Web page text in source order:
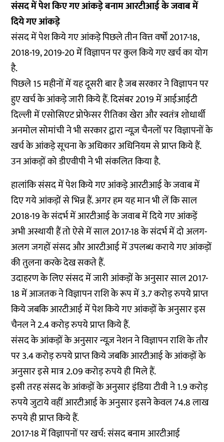
संसद में पेश किए गए आंकड़े बनाम आरटीआई के जवाब में
दिये गए आंकड़े
संसद में पेश किये गए आंकड़े पिछले तीन वित्त वर्षों 2017-18,
2018-19, 2019-20 में विज्ञापन पर कुल किये गए खर्च का योग
है.
पिछले 15 महीनों में यह दूसरी बार है जब सरकार ने विज्ञापन पर
हुए खर्च के आंकड़े जारी किये हैं. दिसंबर 2019 में आईआईटी
दिल्ली में एसोसिएट प्रोफेसर रीतिका खेरा और स्वतंत्र शोधार्थी
अनमोल सोमांची ने भीसरकार द्वारा न्यूज़ चैनलों पर विज्ञापनों के
खर्च के आंकड़ेसूचना के अधिकार अधिनियम से प्राप्त किये हैं.
उन आंकड़ों को डीएवीपी ने भी संकलित किया है.
हालांकि संसद में पेश किये गए आंकड़े आरटीआई के जवाब में
दिए गये आंकड़ों से भिन्न हैं. अगर हम यह मान भी लें कि साल
2018-19 के संदर्भ में आरटीआई के जवाब में दिये गए आंकड़ें
अभी अस्थायी हैं तो ऐसे में साल 2017-18 के संदर्भ में दो अलग-
अलग जगहों संसद और आरटीआई में उपलब्ध कराये गए आंकड़ों
की तुलना करके देख सकते हैं.
उदाहरण के लिए संसद में जारी आंकड़ों के अनुसार साल 2017-
18 में आजतक ने विज्ञापन राशि के रूप में 3.7 करोड़ रुपये प्राप्त
किये जबकि आरटीआई में पेश किये गए आंकड़ों के अनुसार इस
चैनल ने 2.4 करोड़ रुपये प्राप्त किये हैं.
संसद के आंकड़ों के अनुसार न्यूज़ नेशन ने विज्ञापन राशि के तौर
पर 3.4 करोड़ रुपये प्राप्त किये जबकि आरटीआई के आंकड़ों के
अनुसार इसे मात्र 2.09 करोड़ रुपये ही मिले हैं.
इसी तरह संसद के आंकड़ों के अनुसार इंडिया टीवी ने 1.9 करोड़
रुपये जुटाये वहीं आरटीआई के अनुसार इसने केवल 74.8 लाख
रुपये ही प्राप्त किये हैं.
2017-18 में विज्ञापनों पर खर्च: संसद बनाम आरटीआई